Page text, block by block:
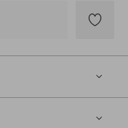
till
favoriter